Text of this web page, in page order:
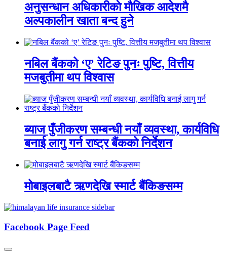
अनुसन्धान अधिकारीकाे माैखिक आदेशमै
अल्पकालीन खाता बन्द हुने
नबिल बैंकको ‘ए’ रेटिङ पुनः पुष्टि, वित्तीय
मजबुतीमा थप विश्वास
ब्याज पुँजीकरण सम्बन्धी नयाँ व्यवस्था, कार्यविधि
बनाई लागु गर्न राष्ट्र बैंकको निर्देशन
मोबाइलबाटै ऋणदेखि स्मार्ट बैंकिङसम्म
Facebook Page Feed